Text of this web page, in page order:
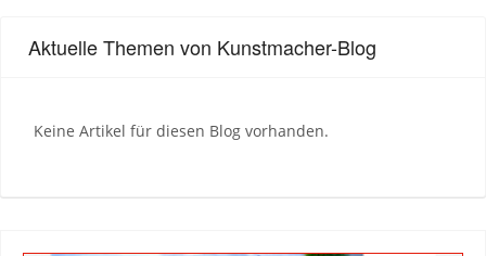
Aktuelle Themen von Kunstmacher-Blog
Keine Artikel für diesen Blog vorhanden.